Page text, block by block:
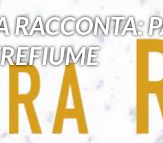
RACCONTA: